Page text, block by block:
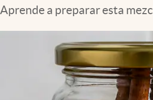
Aprende a preparar esta